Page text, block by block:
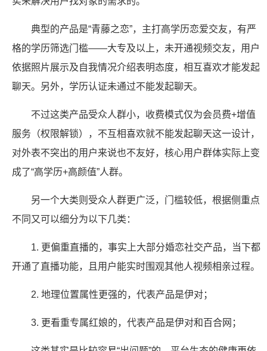
典型的产品是“青藤之恋”，主打高学历恋爱交友，有严
格的学历筛选门槛——大专及以上，未开通视频交友，用户
依据照片展示及自我情况介绍表明态度，相互喜欢才能发起
聊天。另外，学历认证未通过不能发起聊天。
不过这类产品受众人群小，收费模式仅为会员费+增值
服务（权限解锁），不互相喜欢就不能发起聊天这一设计，
对外表不突出的用户来说也不友好，核心用户群体实际上变
成了“高学历+高颜值”人群。
另一个大类则受众人群更广泛，门槛较低，根据侧重点
不同又可以细分为以下几类：
1. 更偏重直播的，事实上大部分婚恋社交产品，当下都
开通了直播功能，且用户能实时围观其他人视频相亲过程。
2. 地理位置属性更强的，代表产品是伊对；
3. 更看重专属红娘的，代表产品是伊对和百合网；